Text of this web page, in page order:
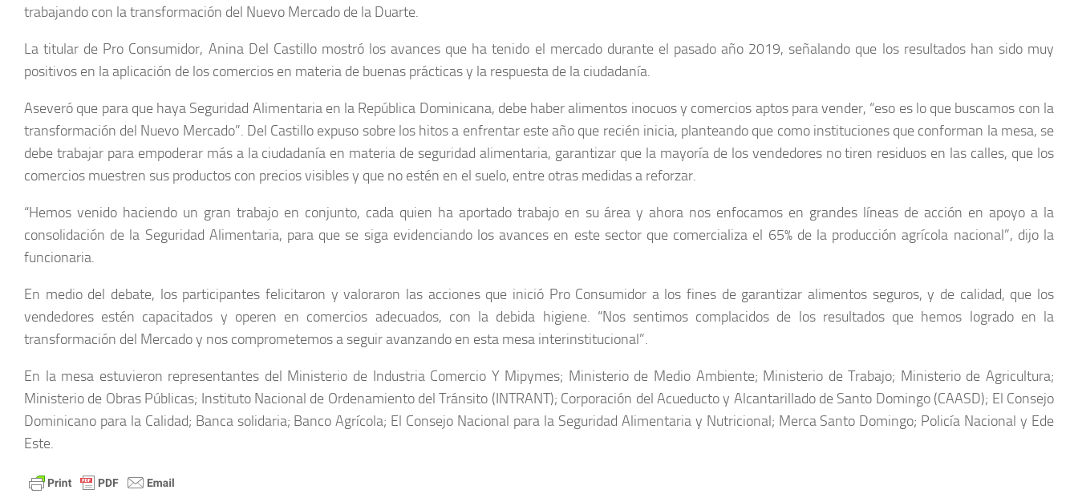
trabajando con la transformación del Nuevo Mercado de la Duarte.
La titular de Pro Consumidor, Anina Del Castillo mostró los avances que ha tenido el mercado durante el pasado año 2019, señalando que los resultados han sido muy
positivos en la aplicación de los comercios en materia de buenas prácticas y la respuesta de la ciudadanía.
Aseveró que para que haya Seguridad Alimentaria en la República Dominicana, debe haber alimentos inocuos y comercios aptos para vender, “eso es lo que buscamos con la
transformación del Nuevo Mercado”. Del Castillo expuso sobre los hitos a enfrentar este año que recién inicia, planteando que como instituciones que conforman la mesa, se
debe trabajar para empoderar más a la ciudadanía en materia de seguridad alimentaria, garantizar que la mayoría de los vendedores no tiren residuos en las calles, que los
comercios muestren sus productos con precios visibles y que no estén en el suelo, entre otras medidas a reforzar.
“Hemos venido haciendo un gran trabajo en conjunto, cada quien ha aportado trabajo en su área y ahora nos enfocamos en grandes líneas de acción en apoyo a la
consolidación de la Seguridad Alimentaria, para que se siga evidenciando los avances en este sector que comercializa el 65% de la producción agrícola nacional”, dijo la
funcionaria.
En medio del debate, los participantes felicitaron y valoraron las acciones que inició Pro Consumidor a los fines de garantizar alimentos seguros, y de calidad, que los
vendedores estén capacitados y operen en comercios adecuados, con la debida higiene. “Nos sentimos complacidos de los resultados que hemos logrado en la
transformación del Mercado y nos comprometemos a seguir avanzando en esta mesa interinstitucional”.
En la mesa estuvieron representantes del Ministerio de Industria Comercio Y Mipymes; Ministerio de Medio Ambiente; Ministerio de Trabajo; Ministerio de Agricultura;
Ministerio de Obras Públicas; Instituto Nacional de Ordenamiento del Tránsito (INTRANT); Corporación del Acueducto y Alcantarillado de Santo Domingo (CAASD); El Consejo
Dominicano para la Calidad; Banca solidaria; Banco Agrícola; El Consejo Nacional para la Seguridad Alimentaria y Nutricional; Merca Santo Domingo; Policía Nacional y Ede
Este.